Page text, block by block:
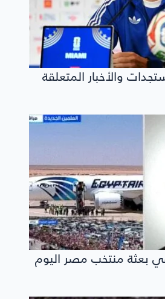
والأخبار المتعلقة
بعثة منتخب مصر اليوم